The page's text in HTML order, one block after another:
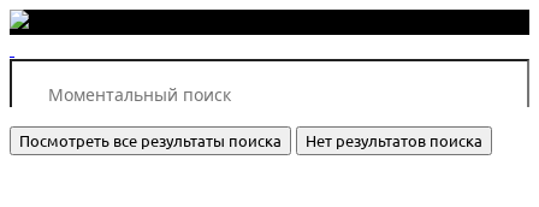
Посмотреть все результаты поиска Нет результатов поиска